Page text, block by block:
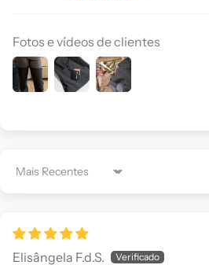
Fotos e vídeos de clientes
Sort by
Elisângela F.d.S.